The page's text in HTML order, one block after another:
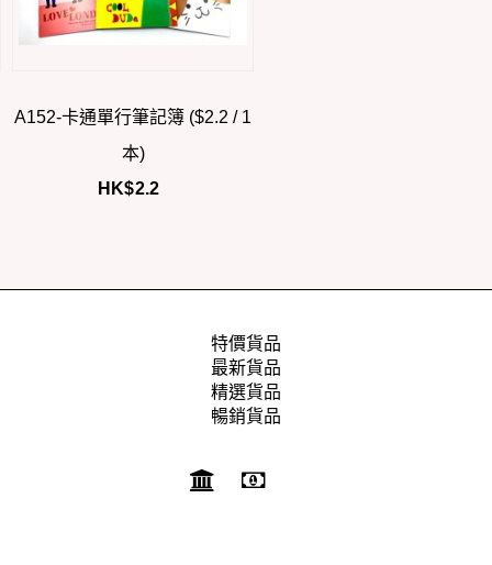
A152-卡通單行筆記簿 ($2.2 / 1
本)
HK$2.2
特價貨品
最新貨品
精選貨品
暢銷貨品